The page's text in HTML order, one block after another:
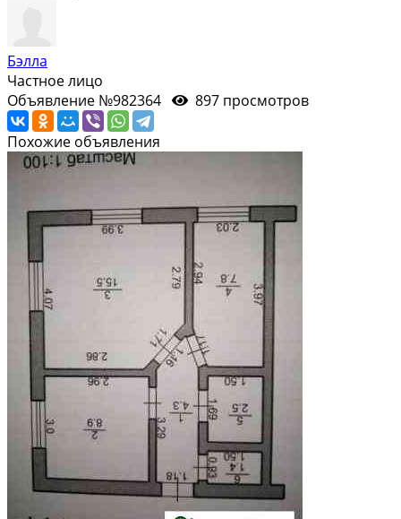
Бэлла
Частное лицо
Объявление №982364
897 просмотров
Похожие объявления